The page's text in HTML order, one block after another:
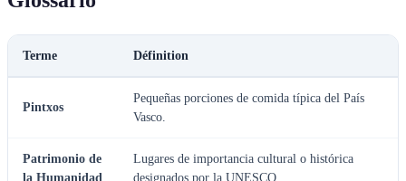
Terme Définition
Pintxos
Pequeñas porciones de comida típica del País
Vasco.
Patrimonio de
la Humanidad
Lugares de importancia cultural o histórica
designados por la UNESCO.